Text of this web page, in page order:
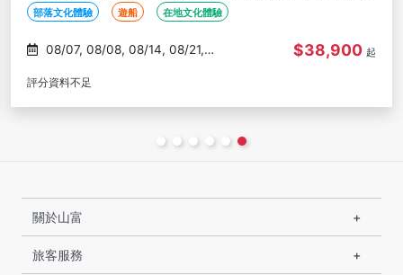
書閣(文化參訪)
部落文化體驗 遊船 在地文化體驗
$38,900 起
評分資料不足
關於山富
旅客服務